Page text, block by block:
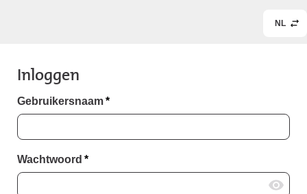
NL
Inloggen
Gebruikersnaam*
Wachtwoord *